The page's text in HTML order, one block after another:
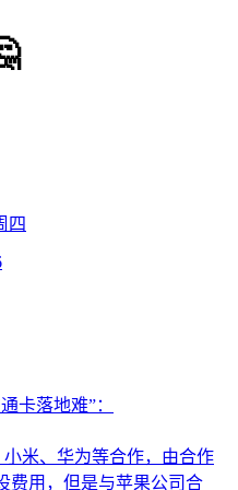
四
卡落地难”：
米、华为等合作，由合作
费用，但是与苹果公司合